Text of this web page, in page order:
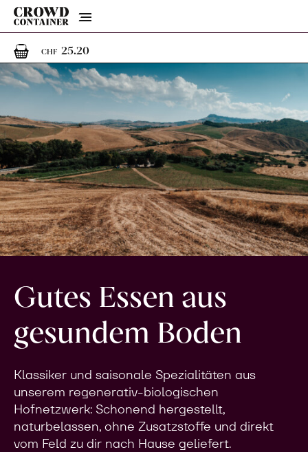
Menu
CHF 25.201 Artikel im Warenkorb
Gutes Essen aus
gesundem Boden
Klassiker und saisonale Spezialitäten aus
unserem regenerativ-biologischen
Hofnetzwerk: Schonend hergestellt,
naturbelassen, ohne Zusatzstoffe und direkt
vom Feld zu dir nach Hause geliefert.